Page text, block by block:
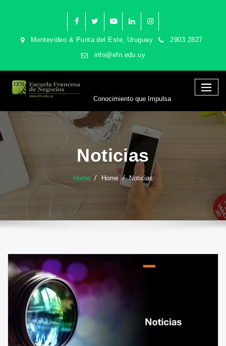
Montevideo & Punta del Este, Uruguay 2903 2827
info@efn.edu.uy
Conocimiento que Impulsa
Noticias
Home Home Noticias